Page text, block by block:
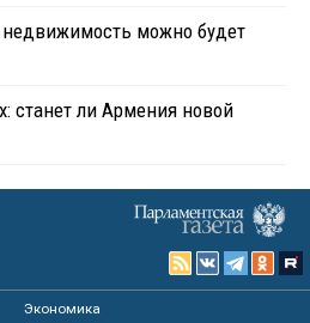
недвижимость можно будет
станет ли Армения новой
Экономика